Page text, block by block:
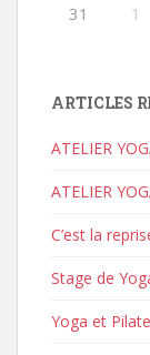
31 1
ARTICLES
ATELIER
ATELIER
C’est la
Stage de
Yoga et